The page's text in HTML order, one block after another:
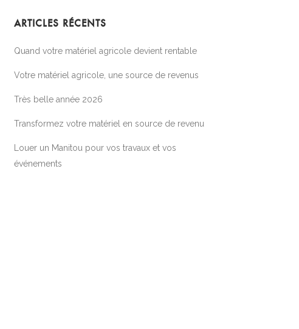
ARTICLES RÉCENTS
Quand votre matériel agricole devient rentable
Votre matériel agricole, une source de revenus
Très belle année 2026
Transformez votre matériel en source de revenu
Louer un Manitou pour vos travaux et vos
événements